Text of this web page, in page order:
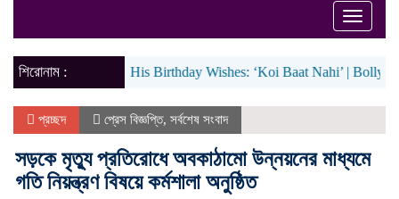
Toggle
শিরোনাম :
Replies To His Birthday Wishes: ‘Koi Baat Nahi’ | Bollywood
প্রচ্ছদ প্রেস বিজ্ঞপ্তি, সর্বশেষ সংবাদ
সড়কে মৃত্যু প্রতিরোধে অবকাঠামো উন্নয়নের মাধ্যমে
গতি নিয়ন্ত্রণ বিষয়ে কর্মশালা অনুষ্ঠিত